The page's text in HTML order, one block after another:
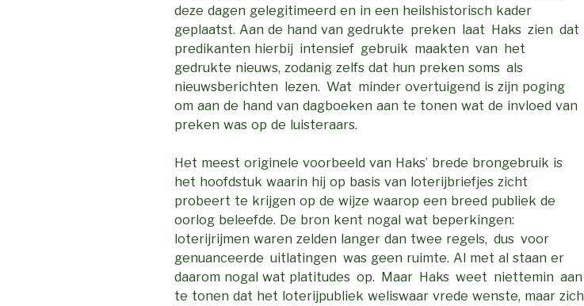
deze dagen gelegitimeerd en in een heilshistorisch kader
geplaatst. Aan de hand van gedrukte preken laat Haks zien dat
predikanten hierbij intensief gebruik maakten van het
gedrukte nieuws, zodanig zelfs dat hun preken soms als
nieuwsberichten lezen. Wat minder overtuigend is zijn poging
om aan de hand van dagboeken aan te tonen wat de invloed van
preken was op de luisteraars.
Het meest originele voorbeeld van Haks’ brede brongebruik is
het hoofdstuk waarin hij op basis van loterijbriefjes zicht
probeert te krijgen op de wijze waarop een breed publiek de
oorlog beleefde. De bron kent nogal wat beperkingen:
loterijrijmen waren zelden langer dan twee regels, dus voor
genuanceerde uitlatingen was geen ruimte. Al met al staan er
daarom nogal wat platitudes op. Maar Haks weet niettemin aan
te tonen dat het loterijpubliek weliswaar vrede wenste, maar zich